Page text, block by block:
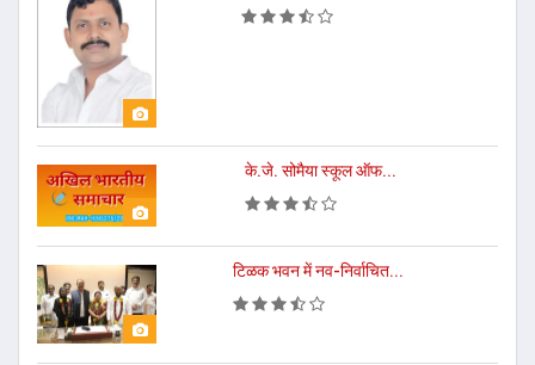
के.जे. सोमैया स्कूल ऑफ...
टिळक भवन में नव-निर्वाचित...